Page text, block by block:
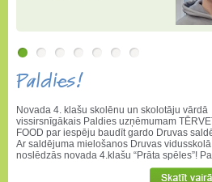
Paldies!
Novada 4. klašu skolēnu un skolotāju vārdā
vissirsnīgākais Paldies uzņēmumam
FOOD par iespēju baudīt gardo Druvas
Ar saldējuma mielošanos Druvas vidusskolā
noslēdzās novada 4.klašu “Prāta spēles”!